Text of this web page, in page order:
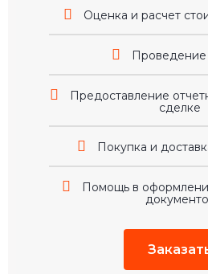
Оценка и расчет
Проведение
Предоставление
сделке
Покупка и
Помощь в